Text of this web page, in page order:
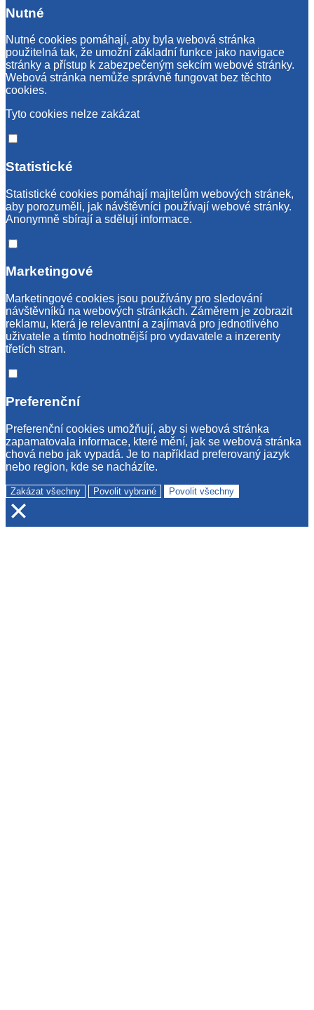
Nutné
Nutné cookies pomáhají, aby byla webová stránka
použitelná tak, že umožní základní funkce jako navigace
stránky a přístup k zabezpečeným sekcím webové stránky.
Webová stránka nemůže správně fungovat bez těchto
cookies.
Tyto cookies nelze zakázat
Statistické
Statistické cookies pomáhají majitelům webových stránek,
aby porozuměli, jak návštěvníci používají webové stránky.
Anonymně sbírají a sdělují informace.
Marketingové
Marketingové cookies jsou používány pro sledování
návštěvníků na webových stránkách. Záměrem je zobrazit
reklamu, která je relevantní a zajímavá pro jednotlivého
uživatele a tímto hodnotnější pro vydavatele a inzerenty
třetích stran.
Preferenční
Preferenční cookies umožňují, aby si webová stránka
zapamatovala informace, které mění, jak se webová stránka
chová nebo jak vypadá. Je to například preferovaný jazyk
nebo region, kde se nacházíte.
Zakázat všechny Povolit vybrané